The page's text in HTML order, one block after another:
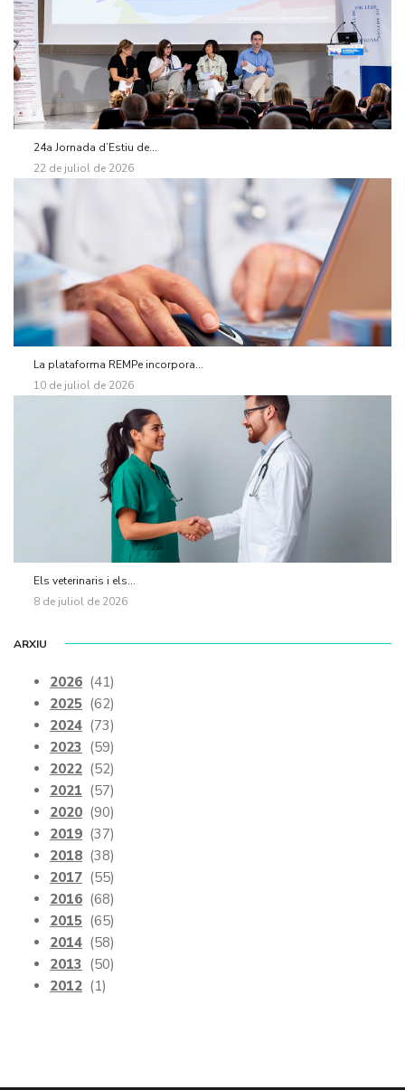
24a Jornada d’Estiu de...
22 de juliol de 2026
La plataforma REMPe incorpora...
10 de juliol de 2026
Els veterinaris i els...
8 de juliol de 2026
ARXIU
2026 (41)
2025 (62)
2024 (73)
2023 (59)
2022 (52)
2021 (57)
2020 (90)
2019 (37)
2018 (38)
2017 (55)
2016 (68)
2015 (65)
2014 (58)
2013 (50)
2012 (1)